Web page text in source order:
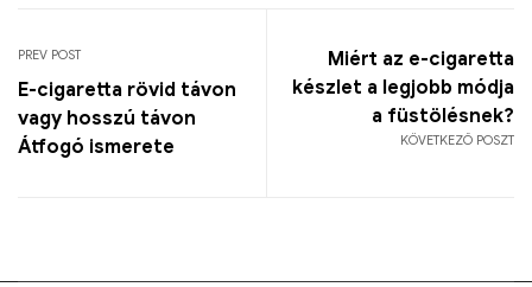
PREV POST
E-cigaretta rövid távon
vagy hosszú távon
Átfogó ismerete
KÖVETKEZŐ POSZT
Miért az e-cigaretta
készlet a legjobb módja
a füstölésnek?